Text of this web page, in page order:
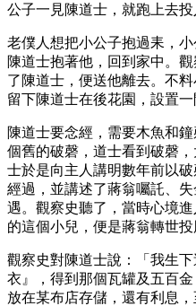
公子一見陳道士，就跑上去投
老僕人想把小公子抱過耒，
陳道士抱著他，回到家中。
了陳道士，便送他離去。不
留下陳道士在後花園，設置
陳道士要念經，需要木魚和
個舊的破磬，道士看到破磬
士於是向主人講明數年前以
經過，並講述了蔣翁囑託、
遇。觀察史聽了，當時心境
的這個小兒，便是蔣翁轉世
觀察史對陳道士說：「我生
衣』，得到那個瓦罐及五百
放在某布店存儲，還有利息